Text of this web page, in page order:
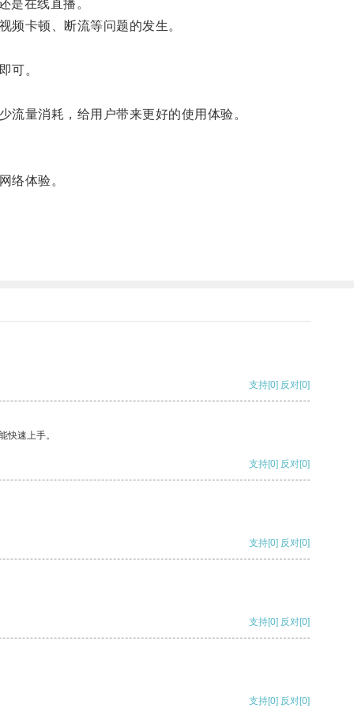
在线直播。
卡顿、断流等问题的发生。
可。
量消耗，给用户带来更好的使用体验。
络体验。
支持[0] 反对[0]
快速上手。
支持[0] 反对[0]
支持[0] 反对[0]
支持[0] 反对[0]
支持[0] 反对[0]